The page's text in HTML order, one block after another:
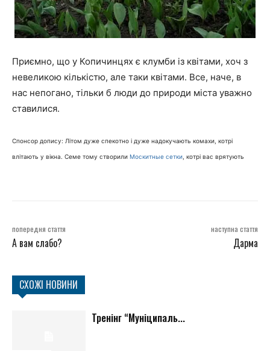
Приємно, що у Копичинцях є клумби із квітами, хоч з
невеликою кількістю, але таки квітами. Все, наче, в
нас непогано, тільки б люди до природи міста уважно
ставилися.
Спонсор допису: Літом дуже спекотно і дуже надокучають комахи, котрі
влітають у вікна. Семе тому створили Москитные сетки , котрі вас врятують
попередня стаття
А вам слабо?
наступна стаття
Дарма
СХОЖІ НОВИНИ
Тренінг “Муніципаль...